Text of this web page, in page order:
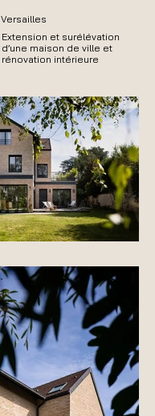
Versailles
Extension et surélévation
d’une maison de ville et
rénovation intérieure